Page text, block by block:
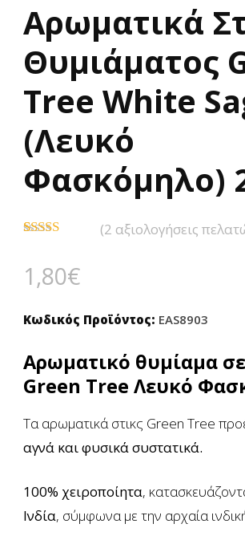
Αρωματικά
Θυμιάματος
Tree White
(Λευκό
Φασκόμηλο)
5 με βάση
βαθμολογίες
(2 αξιολογήσεις
1,80€
Κωδικός Προϊόντος: EAS8903
Αρωματικό θυμίαμα
Green Tree Λευκό
Τα αρωματικά στικς Green Tree
αγνά και φυσικά συστατικά.
100% χειροποίητα,
Ινδία, σύμφωνα με την αρχαία